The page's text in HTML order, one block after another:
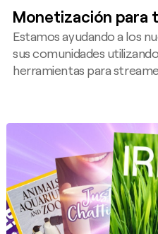
Monetización para
Estamos ayudando a los
sus comunidades
herramientas para